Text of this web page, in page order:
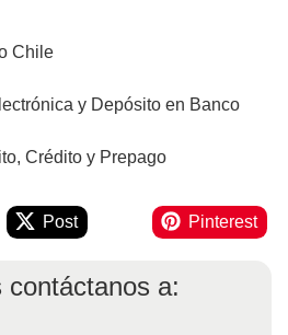
Chile
y Depósito en Banco
Crédito y Prepago
Post Pinterest
contáctanos a: